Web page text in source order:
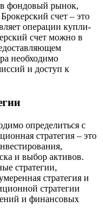
в фондовый рынок,
счет – это
операции купли-
счет можно в
необходимо
и доступ к
определиться с
стратегия – это
и выбор активов.
стратегии,
стратегия и
стратегии
и финансовых